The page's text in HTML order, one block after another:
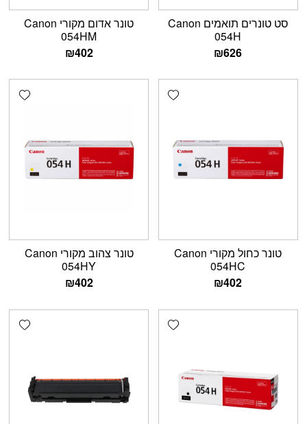
סט טונרים תואמים Canon
054H
₪626
טונר אדום מקורי Canon
054HM
₪402
Add wishlist
טונר כחול מקורי Canon
054HC
₪402
טונר צהוב מקורי Canon
054HY
₪402
Add wishlist